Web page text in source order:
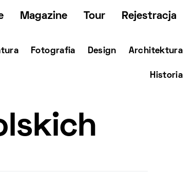
Magazine Tour Rejestracja
Fotografia Design Architektura
Historia